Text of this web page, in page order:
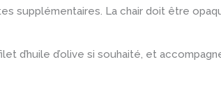
supplémentaires. La chair doit être
d’huile d’olive si souhaité, et